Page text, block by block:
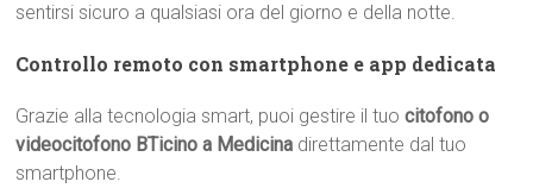
sentirsi sicuro a qualsiasi ora del giorno e della notte.
Controllo remoto con smartphone e app dedicata
Grazie alla tecnologia smart, puoi gestire il tuocitofono o
videocitofono BTicino a Medicina direttamente dal tuo
smartphone.